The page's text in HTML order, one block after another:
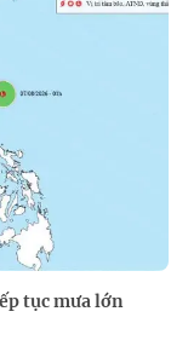
tục mưa lớn